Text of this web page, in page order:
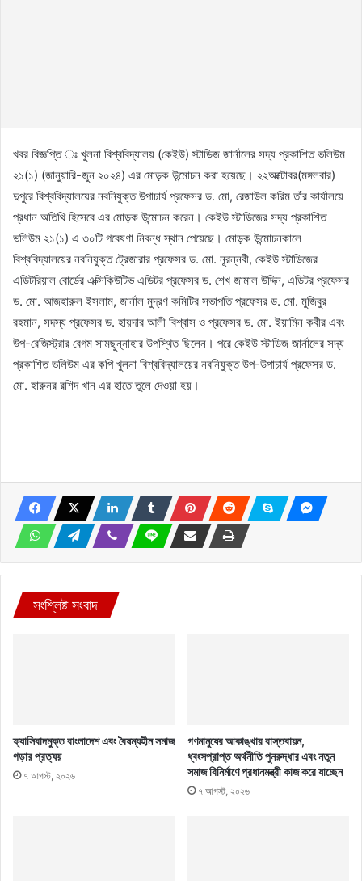
খবর বিজ্ঞপ্তি ঃ খুলনা বিশ্ববিদ্যালয় (কেইউ) স্টাডিজ জার্নালের সদ্য প্রকাশিত ভলিউম
২১(১) (জানুয়ারি-জুন ২০২৪) এর মোড়ক উন্মোচন করা হয়েছে। ২২অক্টোবর(মঙ্গলবার)
দুপুরে বিশ্ববিদ্যালয়ের নবনিযুক্ত উপাচার্য প্রফেসর ড. মো, রেজাউল করিম তাঁর কার্যালয়ে
প্রধান অতিথি হিসেবে এর মোড়ক উন্মোচন করেন। কেইউ স্টাডিজের সদ্য প্রকাশিত
ভলিউম ২১(১) এ ৩০টি গবেষণা নিবন্ধ স্থান পেয়েছে। মোড়ক উন্মোচনকালে
বিশ্ববিদ্যালয়ের নবনিযুক্ত ট্রেজারার প্রফেসর ড. মো. নূরন্নবী, কেইউ স্টাডিজের
এডিটরিয়াল বোর্ডের এক্সিকিউটিভ এডিটর প্রফেসর ড. শেখ জামাল উদ্দিন, এডিটর প্রফেসর
ড. মো. আজহারুল ইসলাম, জার্নাল মুদ্রণ কমিটির সভাপতি প্রফেসর ড. মো. মুজিবুর
রহমান, সদস্য প্রফেসর ড. হায়দার আলী বিশ্বাস ও প্রফেসর ড. মো. ইয়ামিন কবীর এবং
উপ-রেজিস্ট্রার বেগম সামছুন্নাহার উপস্থিত ছিলেন। পরে কেইউ স্টাডিজ জার্নালের সদ্য
প্রকাশিত ভলিউম এর কপি খুলনা বিশ্ববিদ্যালয়ের নবনিযুক্ত উপ-উপাচার্য প্রফেসর ড.
মো. হারুনর রশিদ খান এর হাতে তুলে দেওয়া হয়।
সংশ্লিষ্ট সংবাদ
ফ্যাসিবাদমুক্ত বাংলাদেশ এবং বৈষম্যহীন সমাজ
গড়ার প্রত্যয়
৭ আগস্ট, ২০২৬
গণমানুষের আকাঙ্খার বাস্তবায়ন,
ধ্বংসপ্রাপ্ত অর্থনীতি পুনরুদ্ধার এবং নতুন
সমাজ বিনির্মাণে প্রধানমন্ত্রী কাজ করে যাচ্ছেন
৭ আগস্ট, ২০২৬